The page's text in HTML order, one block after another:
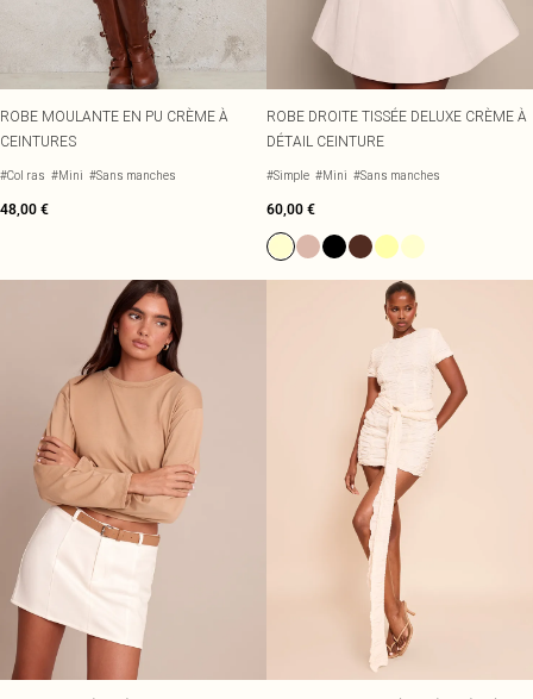
ROBE MOULANTE EN PU CRÈME À
CEINTURES
#Col ras #Mini #Sans manches
48,00 €
ROBE DROITE TISSÉE DELUXE CRÈME À
DÉTAIL CEINTURE
#Simple #Mini #Sans manches
60,00 €